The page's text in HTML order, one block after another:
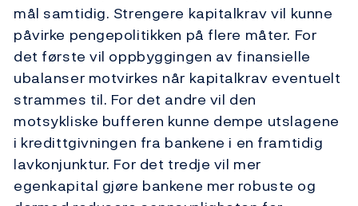
mål samtidig. Strengere kapitalkrav vil kunne
påvirke pengepolitikken på flere måter. For
det første vil oppbyggingen av finansielle
ubalanser motvirkes når kapitalkrav eventuelt
strammes til. For det andre vil den
motsykliske bufferen kunne dempe utslagene
i kredittgivningen fra bankene i en framtidig
lavkonjunktur. For det tredje vil mer
egenkapital gjøre bankene mer robuste og